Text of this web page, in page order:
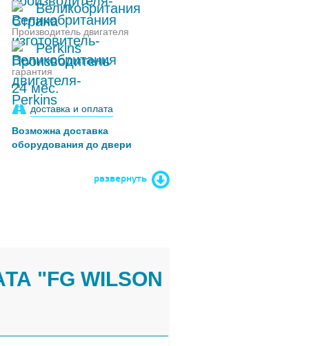
Великобритания
Производитель двигателя
Perkins
гарантия
24 мес.
доставка и оплата
Возможна доставка
оборудования до двери
развернуть
"FG WILSON